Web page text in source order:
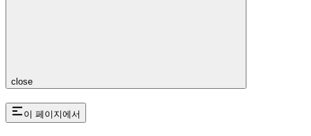
close
이 페이지에서